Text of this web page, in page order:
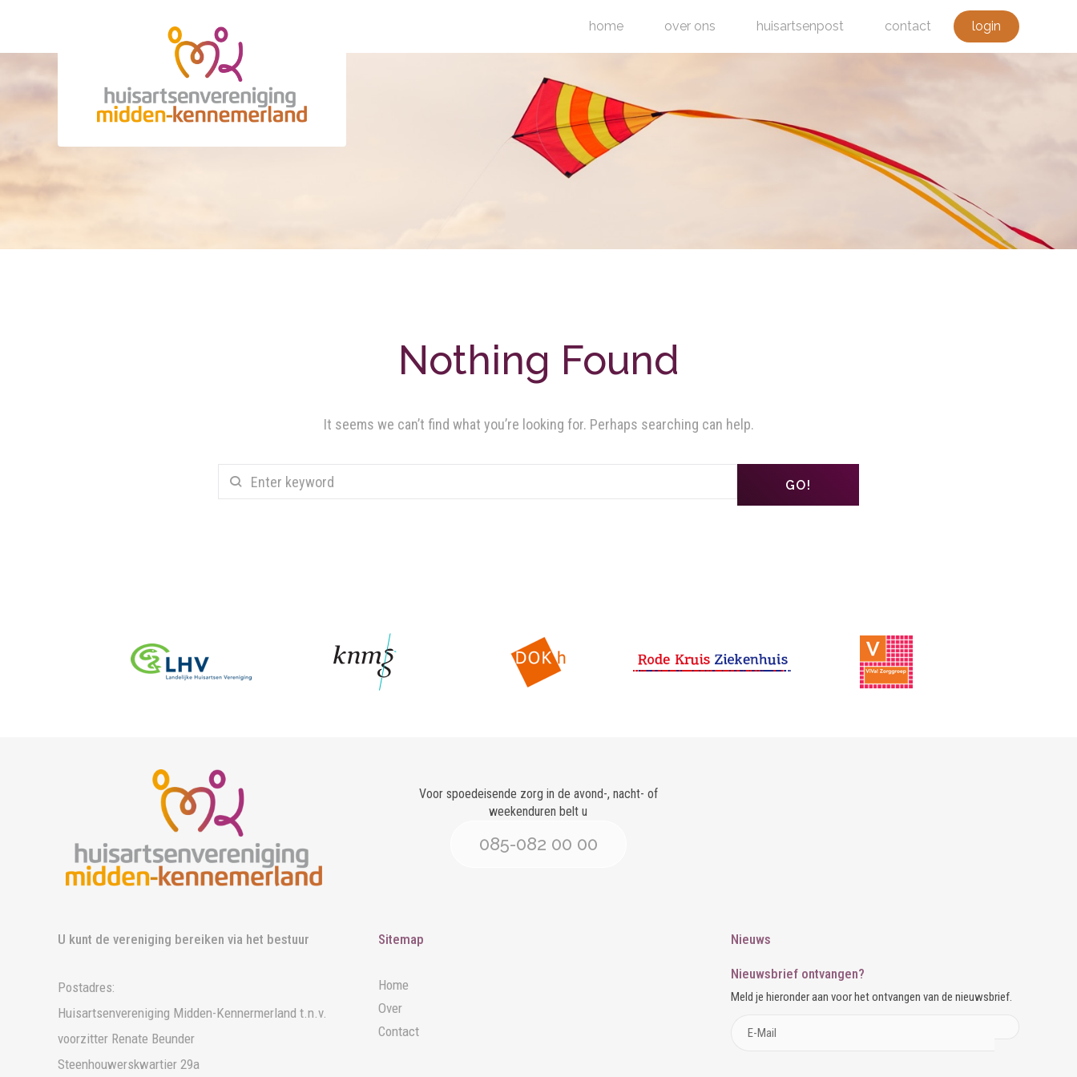
home over ons huisartsenpost contact login
Nothing Found
It seems we can’t find what you’re looking for. Perhaps searching can help.
GO!
Voor spoedeisende zorg in de avond-, nacht- of
weekenduren belt u
085-082 00 00
U kunt de vereniging bereiken via het bestuur
Postadres:
Huisartsenvereniging Midden-Kennermerland t.n.v.
voorzitter Renate Beunder
Steenhouwerskwartier 29a
Sitemap
Home
Over
Contact
Nieuws
Nieuwsbrief ontvangen?
Meld je hieronder aan voor het ontvangen van de nieuwsbrief.